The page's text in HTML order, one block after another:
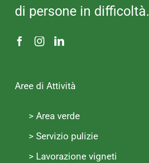
di persone in difficoltà.
Aree di Attività
> Area verde
> Servizio pulizie
> Lavorazione vigneti